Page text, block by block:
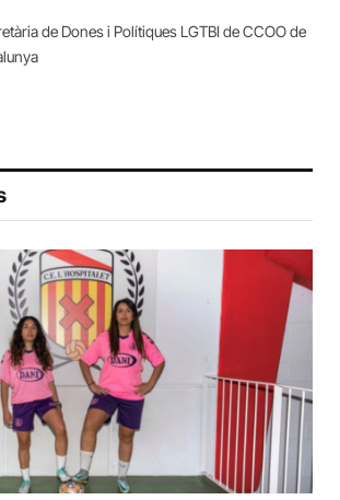
de Dones i Polítiques LGTBI de CCOO de